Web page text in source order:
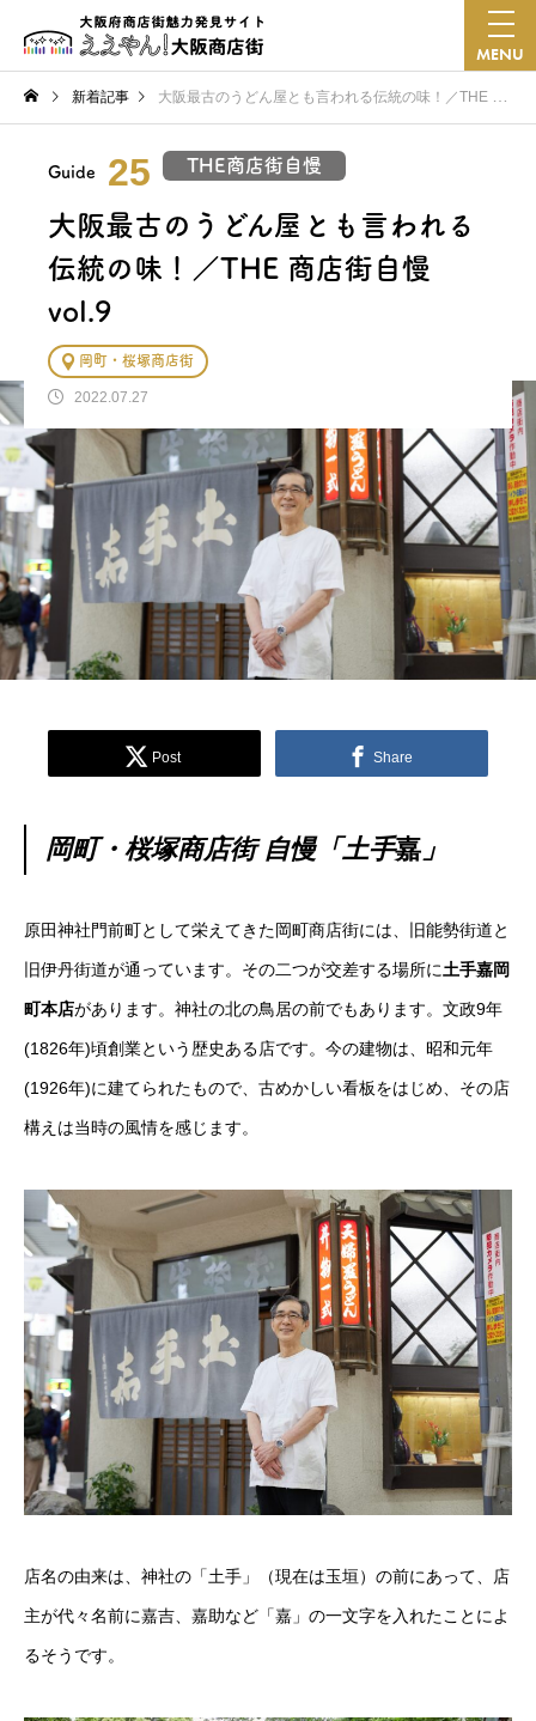
MENU
新着記事 大阪最古のうどん屋とも言われる伝統の味！／THE 商店街自慢 vol.9
Guide 25 THE商店街自慢
大阪最古のうどん屋とも言われる
伝統の味！／THE 商店街自慢
vol.9
岡町・桜塚商店街
2022.07.27
Post Share
岡町・桜塚商店街 自慢「土手嘉 」
原田神社門前町として栄えてきた岡町商店街には、旧能勢街道と
旧伊丹街道が通っています。その二つが交差する場所に土手嘉岡
町本店があります。神社の北の鳥居の前でもあります。文政9年
(1826年)頃創業という歴史ある店です。今の建物は、昭和元年
(1926年)に建てられたもので、古めかしい看板をはじめ、その店
構えは当時の風情を感じます。
店名の由来は、神社の「土手」（現在は玉垣）の前にあって、店
主が代々名前に嘉吉、嘉助など「嘉」の一文字を入れたことによ
るそうです。